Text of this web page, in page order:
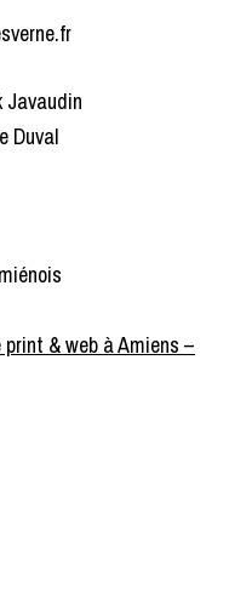
Javaudin
Duval
& web à Amiens –